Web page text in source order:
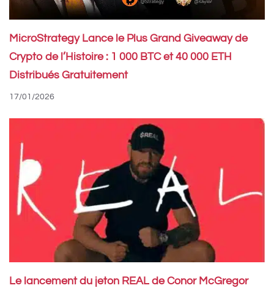
MicroStrategy Lance le Plus Grand Giveaway de
Crypto de l’Histoire : 1 000 BTC et 40 000 ETH
Distribués Gratuitement
17/01/2026
Le lancement du jeton REAL de Conor McGregor